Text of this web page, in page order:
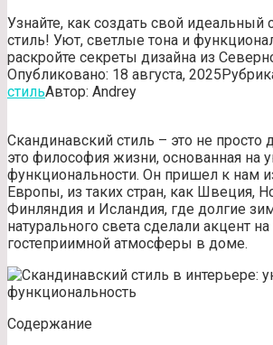
Узнайте, как создать свой идеальный
стиль! Уют, светлые тона и
раскройте секреты дизайна из
Опубликовано: 18 августа, 2025
стильАвтор: Andrey
Скандинавский стиль – это не просто
это философия жизни, основанная на
функциональности. Он пришел к нам
Европы, из таких стран, как Швеция,
Финляндия и Исландия, где долгие
натурального света сделали акцент
гостеприимной атмосферы в доме.
Содержание